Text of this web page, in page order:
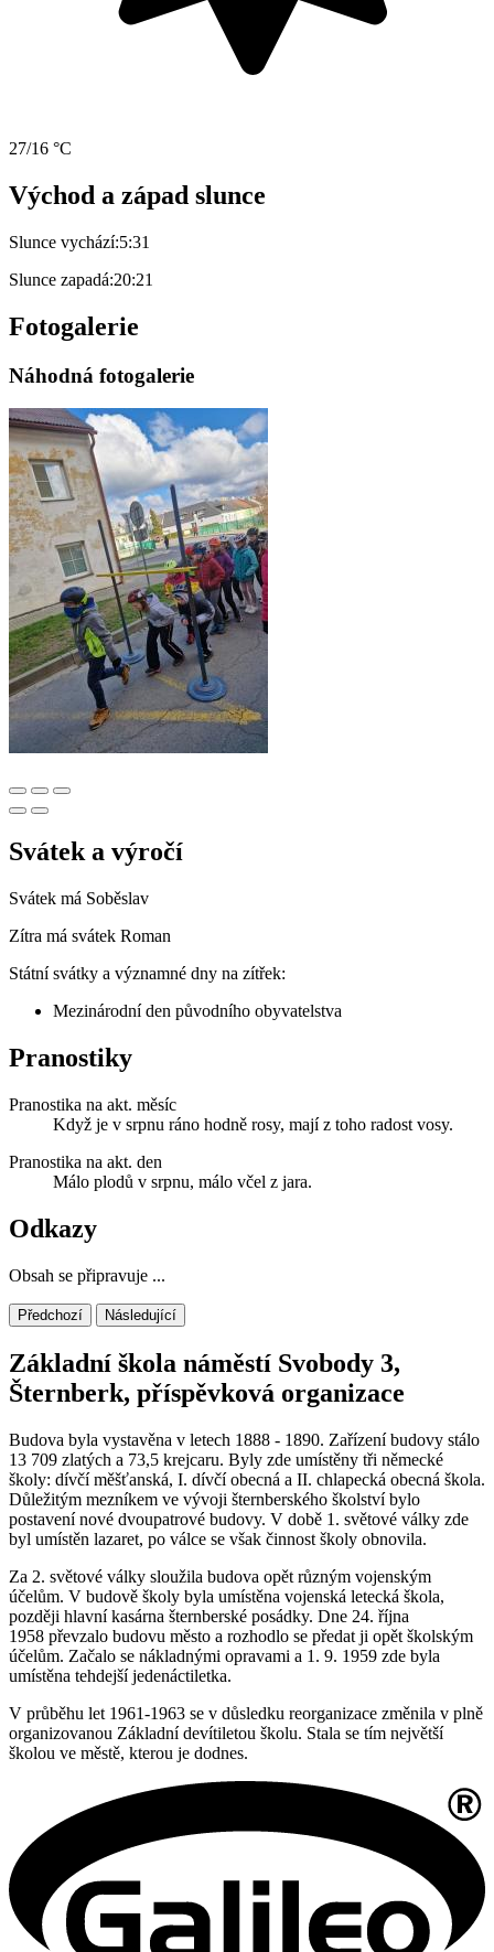
27/16 °C
Východ a západ slunce
Slunce vychází:5:31
Slunce zapadá:20:21
Fotogalerie
Náhodná fotogalerie
Svátek a výročí
Svátek má Soběslav
Zítra má svátek Roman
Státní svátky a významné dny na zítřek:
Mezinárodní den původního obyvatelstva
Pranostiky
Pranostika na akt. měsíc
Když je v srpnu ráno hodně rosy, mají z toho radost vosy.
Pranostika na akt. den
Málo plodů v srpnu, málo včel z jara.
Odkazy
Obsah se připravuje ...
Předchozí Následující
Základní škola náměstí Svobody 3,
Šternberk, příspěvková organizace
Budova byla vystavěna v letech 1888 - 1890. Zařízení budovy stálo
13 709 zlatých a 73,5 krejcaru. Byly zde umístěny tři německé
školy: dívčí měšťanská, I. dívčí obecná a II. chlapecká obecná škola.
Důležitým mezníkem ve vývoji šternberského školství bylo
postavení nové dvoupatrové budovy. V době 1. světové války zde
byl umístěn lazaret, po válce se však činnost školy obnovila.
Za 2. světové války sloužila budova opět různým vojenským
účelům. V budově školy byla umístěna vojenská letecká škola,
později hlavní kasárna šternberské posádky. Dne 24. října
1958 převzalo budovu město a rozhodlo se předat ji opět školským
účelům. Začalo se nákladnými opravami a 1. 9. 1959 zde byla
umístěna tehdejší jedenáctiletka.
V průběhu let 1961-1963 se v důsledku reorganizace změnila v plně
organizovanou Základní devítiletou školu. Stala se tím největší
školou ve městě, kterou je dodnes.